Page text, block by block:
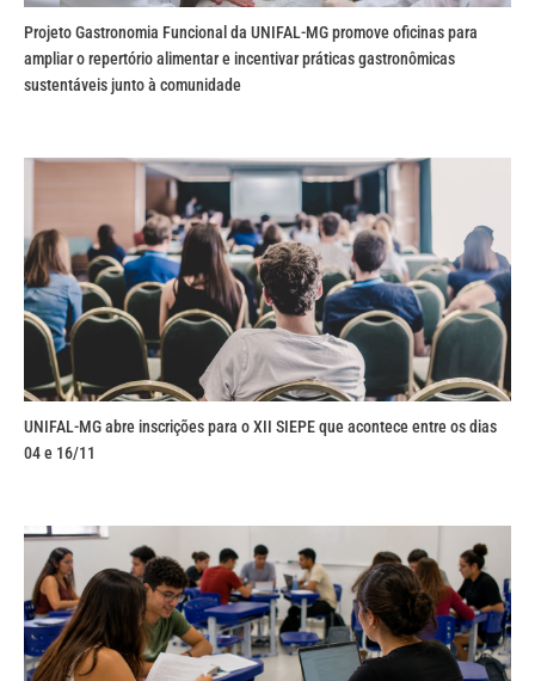
Projeto Gastronomia Funcional da UNIFAL-MG promove oficinas para
ampliar o repertório alimentar e incentivar práticas gastronômicas
sustentáveis junto à comunidade
UNIFAL-MG abre inscrições para o XII SIEPE que acontece entre os dias
04 e 16/11